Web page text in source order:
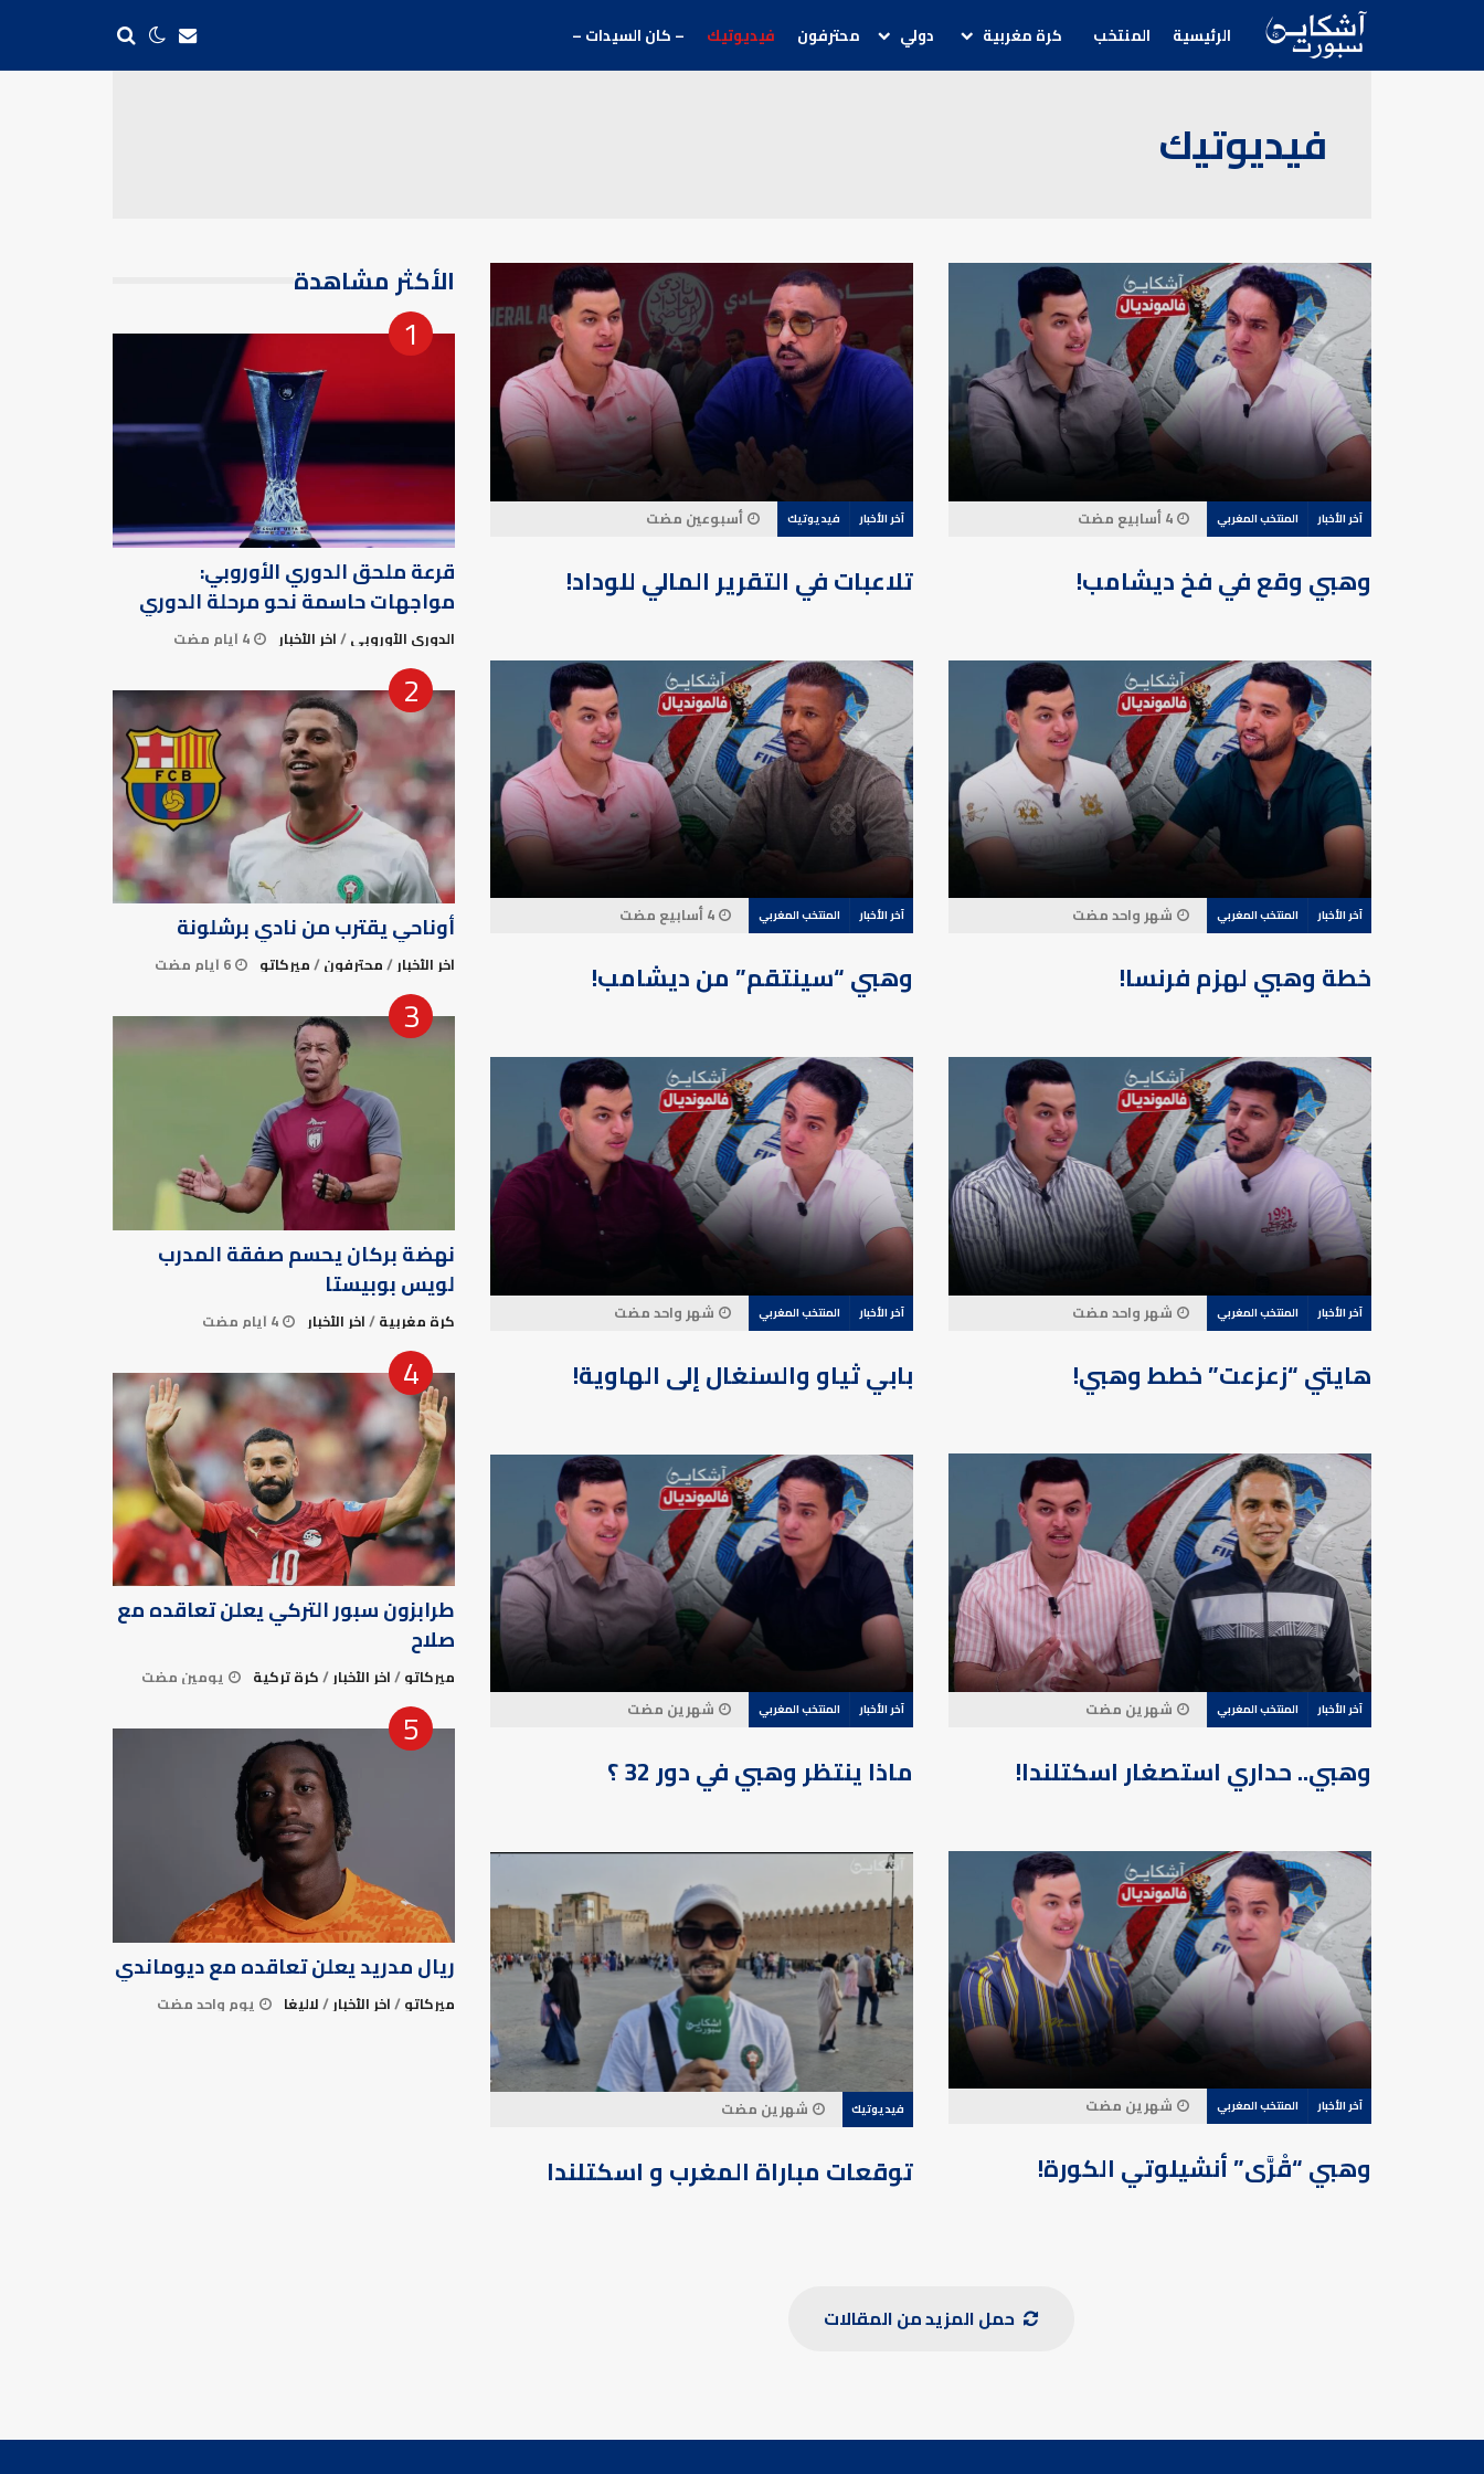
الرئيسية المنتخب كرة مغربية دولي محترفون فيديوتيك – كان السيدات –
فيديوتيك
آخر الأخبار فيديوتيك أسبوعين مضت
تلاعبات في التقرير المالي للوداد!
آخر الأخبار المنتخب المغربي 4 أسابيع مضت
وهبي وقع في فخ ديشامب!
آخر الأخبار المنتخب المغربي 4 أسابيع مضت
وهبي “سينتقم” من ديشامب!
آخر الأخبار المنتخب المغربي شهر واحد مضت
خطة وهبي لهزم فرنسا!
آخر الأخبار المنتخب المغربي شهر واحد مضت
بابي ثياو والسنغال إلى الهاوية!
آخر الأخبار المنتخب المغربي شهر واحد مضت
هايتي “زعزعت” خطط وهبي!
آخر الأخبار المنتخب المغربي شهرين مضت
ماذا ينتظر وهبي في دور 32 ؟
آخر الأخبار المنتخب المغربي شهرين مضت
وهبي.. حداري استصغار اسكتلندا!
فيديوتيك شهرين مضت
توقعات مباراة المغرب و اسكتلندا
آخر الأخبار المنتخب المغربي شهرين مضت
وهبي “قْرَّى” أنشيلوتي الكورة!
حمل المزيد من المقالات
الأكثر مشاهدة
قرعة ملحق الدوري الأوروبي:
مواجهات حاسمة نحو مرحلة الدوري
الدوري الأوروبي/آخر الأخبار 4 أيام مضت
أوناحي يقترب من نادي برشلونة
آخر الأخبار/محترفون/ميركاتو 6 أيام مضت
نهضة بركان يحسم صفقة المدرب
لويس بوبيستا
كرة مغربية/آخر الأخبار 4 أيام مضت
طرابزون سبور التركي يعلن تعاقده مع
صلاح
ميركاتو/آخر الأخبار/كرة تركية يومين مضت
ريال مدريد يعلن تعاقده مع ديوماندي
ميركاتو/آخر الأخبار/لاليغا يوم واحد مضت